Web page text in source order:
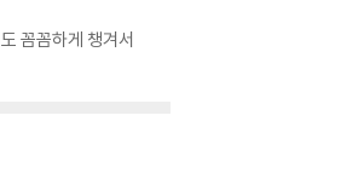
꼼꼼하게 챙겨서